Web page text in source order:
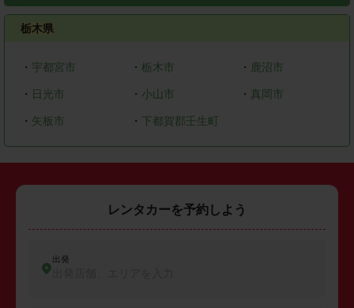
栃木県
・ 宇都宮市 ・ 栃木市 ・ 鹿沼市
・ 日光市 ・ 小山市 ・ 真岡市
・ 矢板市 ・ 下都賀郡壬生町
レンタカーを予約しよう
出発